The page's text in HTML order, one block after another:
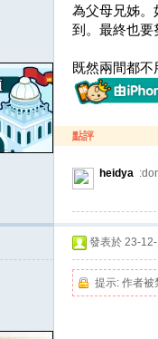
為父母兄姊。
到。最終也要
既然兩間都
點評
heidya
發表於 23-
提示: 作者被